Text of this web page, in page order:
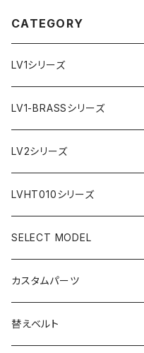
CATEGORY
LV1シリーズ
AR文字盤
フラット型ベゼル
スロープ型ベゼル
C1文字盤
C3文字盤
C3S文字盤
X1文字盤
1ST文字盤
LV1-BRASSシリーズ
AR文字盤
C3S文字盤
2ND文字盤
LV2シリーズ
AR文字盤
C1文字盤
C3S文字盤
X1文字盤
LVHT010シリーズ
SELECT MODEL
カスタムパーツ
ケース/ケースバック
替えベルト